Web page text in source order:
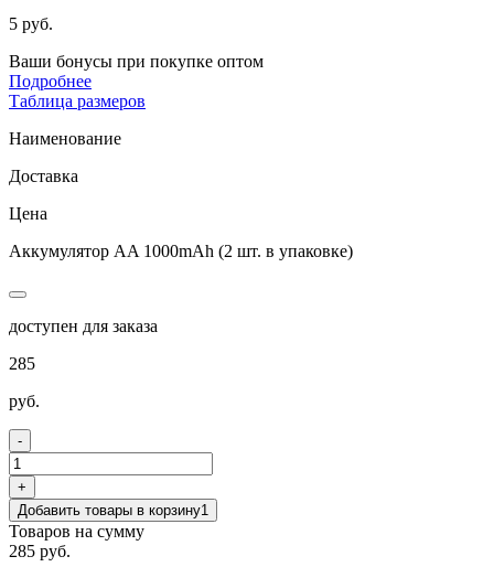
5 руб.
Ваши бонусы при покупке оптом
Подробнее
Таблица размеров
Наименование
Доставка
Цена
Аккумулятор AA 1000mAh (2 шт. в упаковке)
доступен для заказа
285
руб.
-
+
Добавить товары в корзину1
Товаров на сумму
285 руб.